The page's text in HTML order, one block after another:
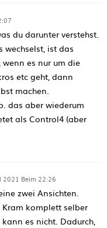
du darunter verstehst.
wechselst, ist das
es nur um die
etc geht, dann
machen.
das aber wiederum
als Control4 (aber
2021 Beim 22:26
zwei Ansichten.
komplett selber
es nicht. Dadurch,